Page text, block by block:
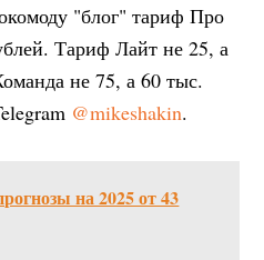
"блог" тариф Про
Тариф Лайт не 25, а
не 75, а 60 тыс.
@mikeshakin.
на 2025 от 43